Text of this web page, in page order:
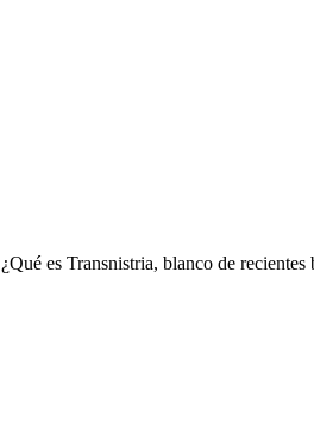
¿Qué es Transnistria, blanco de recientes